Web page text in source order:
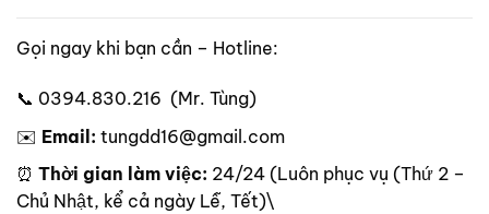
Gọi ngay khi bạn cần – Hotline:
📞 0394.830.216 (Mr. Tùng)
✉️ Email: tungdd16@gmail.com
⏰ Thời gian làm việc: 24/24 (Luôn phục vụ (Thứ 2 –
Chủ Nhật, kể cả ngày Lễ, Tết)\